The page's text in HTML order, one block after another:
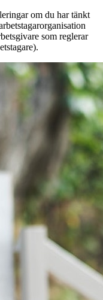
om du har tänkt
som reglerar